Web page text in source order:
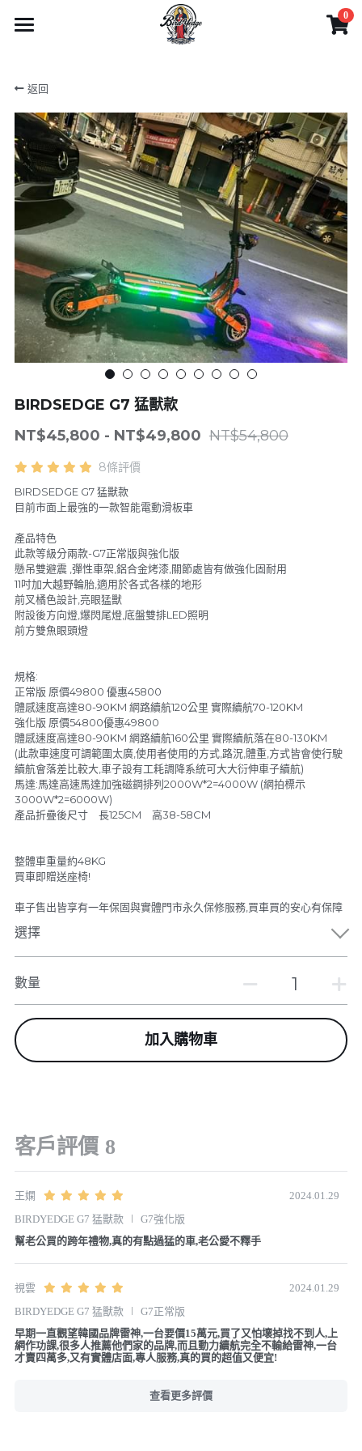
0
商品
所有商品分類
電動滑板車系列
電動腳踏車系列
電動滑板系列
1迷你型滑板系列
2攜帶型滑板系列
3玩家級滑板系列
5越野胎滑板系列
6可拆卸-出國需求無限擴充
7技術板與長板-無動力
配件系列
電動工具
影片
產品目錄
產品目錄
刷卡分期
實體門市與客服
實體店面服務
產品購買注意事項
網路客服
藝人網紅推薦
藝人推薦
網友推薦
Facebook
搜索
LINE
返回
BIRDSEDGE G7 猛獸款
NT$45,800 - NT$49,800 NT$54,800
8條評價
BIRDSEDGE G7 猛獸款
目前市面上最強的一款智能電動滑板車
產品特色
此款等級分兩款-G7正常版與強化版
懸吊雙避震 ,彈性車架,鋁合金烤漆,關節處皆有做強化固耐用
11吋加大越野輪胎,適用於各式各樣的地形
前叉橘色設計,亮眼猛獸
附設後方向燈,爆閃尾燈,底盤雙排LED照明
前方雙魚眼頭燈
規格:
正常版 原價49800 優惠45800
體感速度高達80-90KM 網路續航120公里 實際續航70-120KM
強化版 原價54800優惠49800
體感速度高達80-90KM 網路續航160公里 實際續航落在80-130KM
(此款車速度可調範圍太廣,使用者使用的方式,路況,體重,方式皆會使行駛
續航會落差比較大,車子設有工耗調降系統可大大衍伸車子續航)
馬達:馬達高速馬達加強磁鋼排列2000W*2=4000W (網拍標示
3000W*2=6000W)
產品折疊後尺寸 長125CM 高38-58CM
整體車重量約48KG
買車即贈送座椅!
車子售出皆享有一年保固與實體門市永久保修服務,買車買的安心有保障
選擇
數量
加入購物車
客戶評價 8
王嫻
2024.01.29
BIRDYEDGE G7 猛獸款
G7強化版
幫老公買的跨年禮物,真的有點過猛的車,老公愛不釋手
視雲
2024.01.29
BIRDYEDGE G7 猛獸款
G7正常版
早期一直觀望韓國品牌雷神,一台要價15萬元,買了又怕壞掉找不到人,上
網作功課,很多人推薦他們家的品牌,而且動力續航完全不輸給雷神,一台
查看更多評價
×
商品分類
1迷你型滑板系列
2攜帶型滑板系列
3玩家級滑板系列
4專家級滑板系列
6可拆卸-出國需求無限擴充
5越野胎滑板系列
7技術板與長板-無動力
電動滑板車系列
配件系列
電動工具